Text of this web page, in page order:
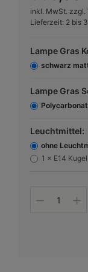
Neu: die Bad-
Licht in auf angenehme
inkl. MwSt. zzgl.
Lieferzeit: 2 bis
Lampe Gras
schwarz
Lampe Gras
Leuchtmittel:
ohne
1 × E14